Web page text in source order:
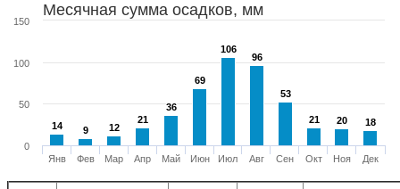
Месячная сумма осадков, мм
14
14 9
9 12
12
21
21
36
36
69
69
106
106
96
96
53
53
21
21 20
20 18
18
Янв Фев Мар Апр Май Июн Июл Авг Сен Окт Ноя Дек
0
50
100
150